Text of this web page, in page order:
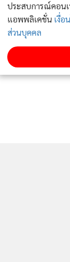
ประสบการณ์คอน
แอพพลิเคชั่น เงื่อ
ส่วนบุคคล